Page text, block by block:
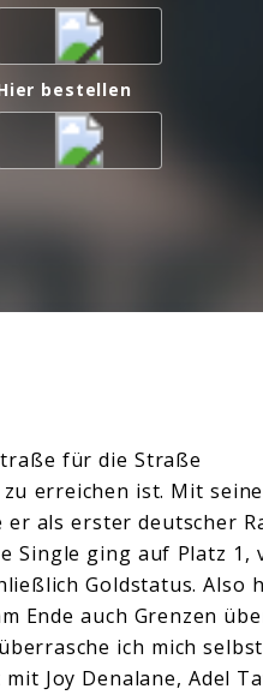
bestellen
für die Straße
erreichen ist. Mit
als erster deutscher
Single ging auf Platz 1,
Goldstatus. Also
Ende auch Grenzen
ich mich
Joy Denalane, Adel